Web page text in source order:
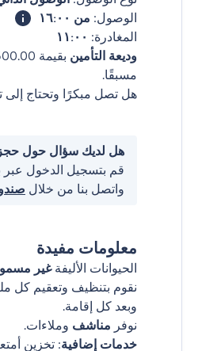
الوصول: من ١٦:٠٠
المغادرة: ١١:٠٠
وديعة التأمين
مسبقًا.
هل تصل مبكرًا وتحتاج إلى
هل لديك سؤال حول
قم بتسجيل الدخول عبر
واتصل بنا من خلال
معلومات مفيدة
الحيوانات الأليفةغير
نقوم بتنظيف وتعقيم كل
وبعد كل إقامة.
نوفر مناشف وملاءات.
خدمات إضافية: تخزين